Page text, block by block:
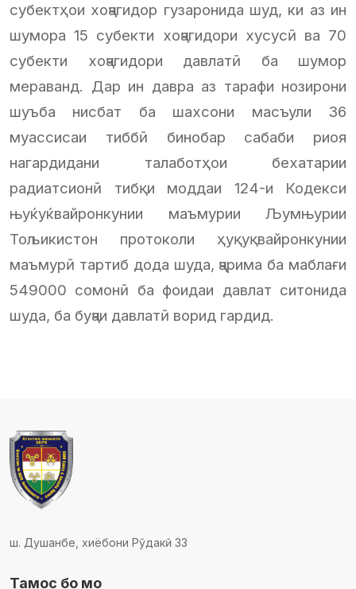
субектҳои хоҷагидор гузаронида шуд, ки аз ин
шумора 15 субекти хоҷагидори хусусӣ ва 70
субекти хоҷагидори давлатӣ ба шумор
мераванд. Дар ин давра аз тарафи нозирони
шуъба нисбат ба шахсони масъули 36
муассисаи тиббӣ бинобар сабаби риоя
нагардидани талаботҳои бехатарии
радиатсионӣ тибқи моддаи 124-и Кодекси
њуќуќвайронкунии маъмурии Љумњурии
Тољикистон протоколи ҳуқуқвайронкунии
маъмурӣ тартиб дода шуда, ҷарима ба маблағи
549000 сомонӣ ба фоидаи давлат ситонида
шуда, ба буҷаи давлатӣ ворид гардид.
ш. Душанбе, хиёбони Рӯдакӣ 33
Тамос бо мо